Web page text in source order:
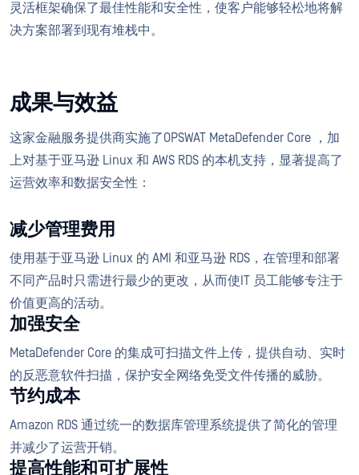
灵活框架确保了最佳性能和安全性，使客户能够轻松地将解
决方案部署到现有堆栈中。
成果与效益
这家金融服务提供商实施了OPSWAT MetaDefender Core ，加
上对基于亚马逊 Linux 和 AWS RDS 的本机支持，显著提高了
运营效率和数据安全性：
减少管理费用
使用基于亚马逊 Linux 的 AMI 和亚马逊 RDS，在管理和部署
不同产品时只需进行最少的更改，从而使IT 员工能够专注于
价值更高的活动。
加强安全
MetaDefender Core 的集成可扫描文件上传，提供自动、实时
的反恶意软件扫描，保护安全网络免受文件传播的威胁。
节约成本
Amazon RDS 通过统一的数据库管理系统提供了简化的管理
并减少了运营开销。
提高性能和可扩展性